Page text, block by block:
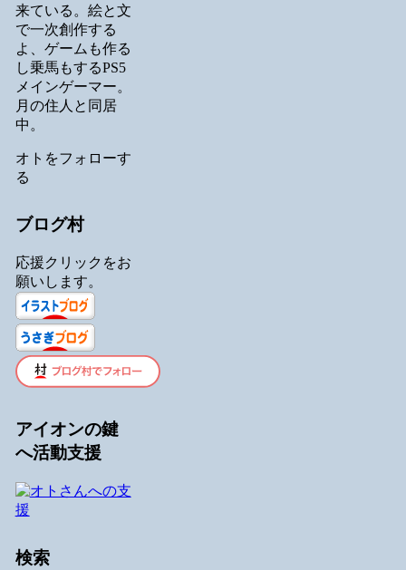
来ている。絵と文
で一次創作する
よ、ゲームも作る
し乗馬もするPS5
メインゲーマー。
月の住人と同居
中。
オトをフォローす
る
ブログ村
応援クリックをお
願いします。
アイオンの鍵
へ活動支援
検索